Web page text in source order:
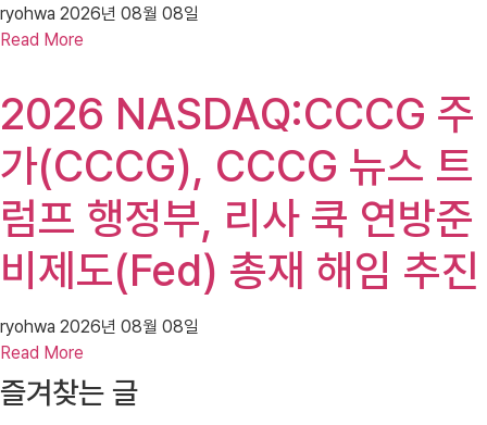
ryohwa 2026년 08월 08일
Read More
2026 NASDAQ:CCCG 주
가(CCCG), CCCG 뉴스 트
럼프 행정부, 리사 쿡 연방준
비제도(Fed) 총재 해임 추진
ryohwa 2026년 08월 08일
Read More
즐겨찾는 글